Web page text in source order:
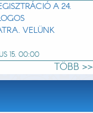
A 24.
VELÜNK
15. 00:00
TÖBB >>